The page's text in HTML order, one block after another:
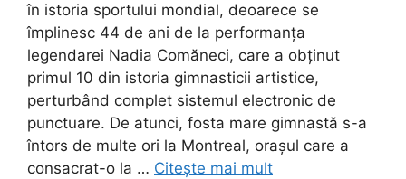
în istoria sportului mondial, deoarece se
împlinesc 44 de ani de la performanța
legendarei Nadia Comăneci, care a obținut
primul 10 din istoria gimnasticii artistice,
perturbând complet sistemul electronic de
punctuare. De atunci, fosta mare gimnastă s-a
întors de multe ori la Montreal, orașul care a
consacrat-o la … Citește mai mult